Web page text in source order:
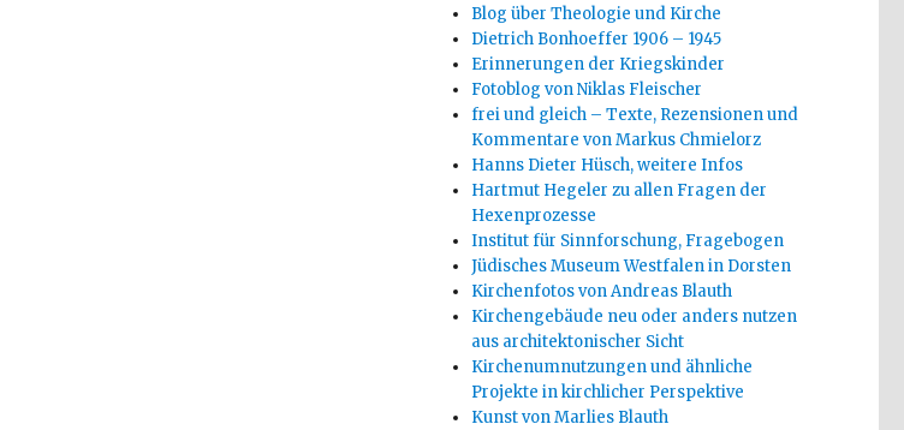
Blog über Theologie und Kirche
Dietrich Bonhoeffer 1906 – 1945
Erinnerungen der Kriegskinder
Fotoblog von Niklas Fleischer
frei und gleich – Texte, Rezensionen und
Kommentare von Markus Chmielorz
Hanns Dieter Hüsch, weitere Infos
Hartmut Hegeler zu allen Fragen der
Hexenprozesse
Institut für Sinnforschung, Fragebogen
Jüdisches Museum Westfalen in Dorsten
Kirchenfotos von Andreas Blauth
Kirchengebäude neu oder anders nutzen
aus architektonischer Sicht
Kirchenumnutzungen und ähnliche
Projekte in kirchlicher Perspektive
Kunst von Marlies Blauth